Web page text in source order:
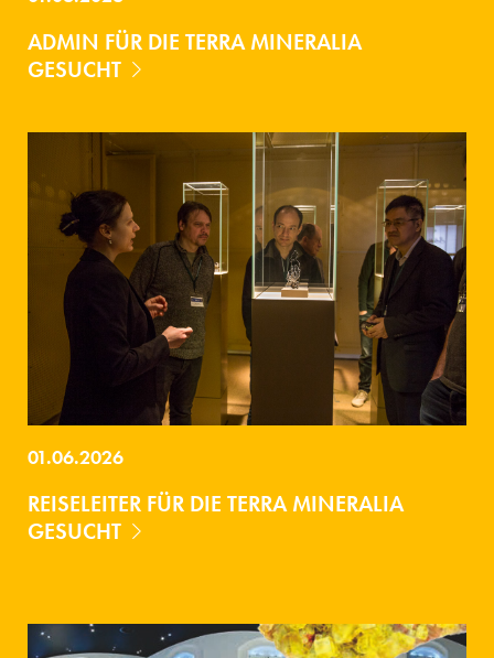
ADMIN FÜR DIE TERRA MINERALIA
GESUCHT
01.06.2026
REISELEITER FÜR DIE TERRA MINERALIA
GESUCHT